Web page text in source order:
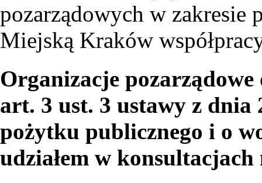
pozarządowych w zakresie
Miejską Kraków
Organizacje
art. 3 ust. 3 ustawy z dnia
pożytku publicznego i o
udziałem w